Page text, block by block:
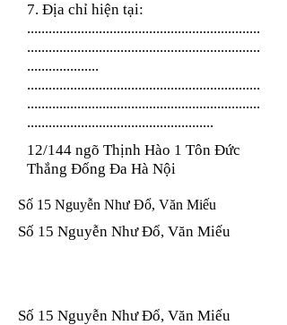
7. Địa chỉ hiện tại:
.................................................................
.................................................................
....................
.................................................................
.................................................................
....................................................
12/144 ngõ Thịnh Hào 1 Tôn Đức
Thắng Đống Đa Hà Nội
Số 15 Nguyễn Như Đổ, Văn Miếu
Số 15 Nguyễn Như Đổ, Văn Miếu
Số 15 Nguyễn Như Đổ, Văn Miếu